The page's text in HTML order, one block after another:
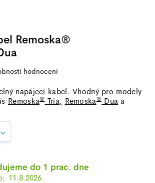
napájecí kabel. Vhodný pro modely
Remoska®Tria, Remoska®Dua a
do 1 prac. dne
11.8.2026
Remoska®
hodnocení